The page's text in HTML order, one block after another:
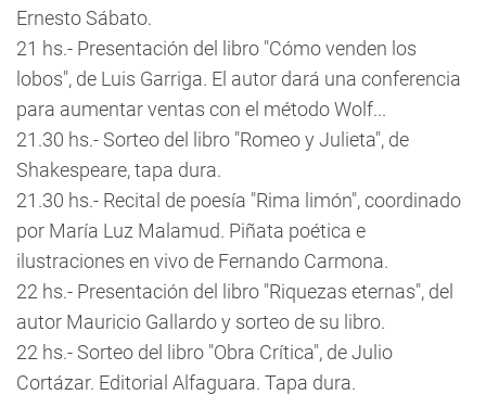
Ernesto Sábato.
21 hs.- Presentación del libro "Cómo venden los
lobos", de Luis Garriga. El autor dará una conferencia
para aumentar ventas con el método Wolf...
21.30 hs.- Sorteo del libro "Romeo y Julieta", de
Shakespeare, tapa dura.
21.30 hs.- Recital de poesía "Rima limón", coordinado
por María Luz Malamud. Piñata poética e
ilustraciones en vivo de Fernando Carmona.
22 hs.- Presentación del libro "Riquezas eternas", del
autor Mauricio Gallardo y sorteo de su libro.
22 hs.- Sorteo del libro "Obra Crítica", de Julio
Cortázar. Editorial Alfaguara. Tapa dura.